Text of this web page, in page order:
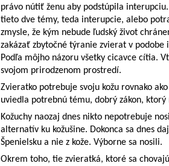
právo nútiť ženu aby podstúpila
tieto dve témy, teda interupcie, alebo
zmysle, že kým nebude ľudský život
zakázať zbytočné týranie zvierat v podobe
Podľa môjho názoru všetky cicavce cítia.
svojom prirodzenom prostredí.
Zvieratko potrebuje svoju kožu rovnako
uviedla potrebnú tému, dobrý zákon,
Kožuchy naozaj dnes nikto nepotrebuje
alternatív ku kožušine. Dokonca sa dnes
Špenielsku a nie z kože. Výborne sa nosili.
Okrem toho, tie zvieratká, ktoré sa